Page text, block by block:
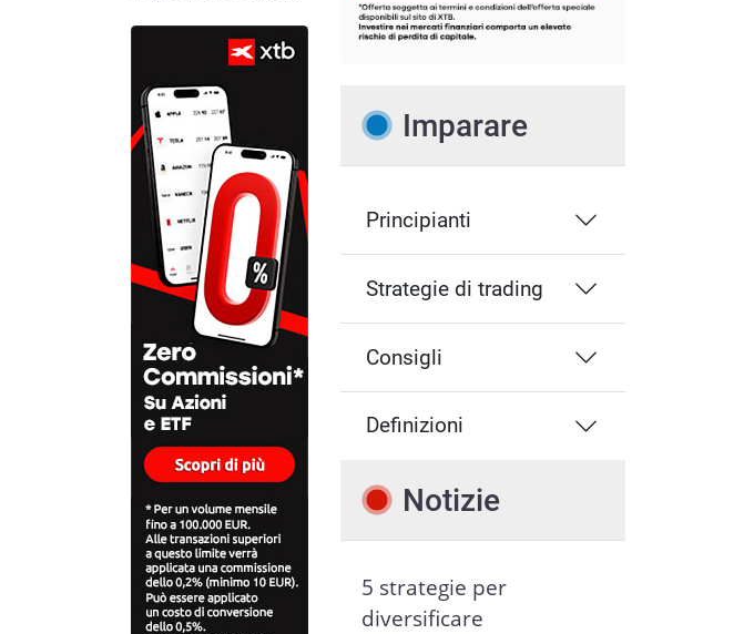
Imparare
Principianti
Strategie di trading
Consigli
Definizioni
Notizie
5 strategie per
diversificare